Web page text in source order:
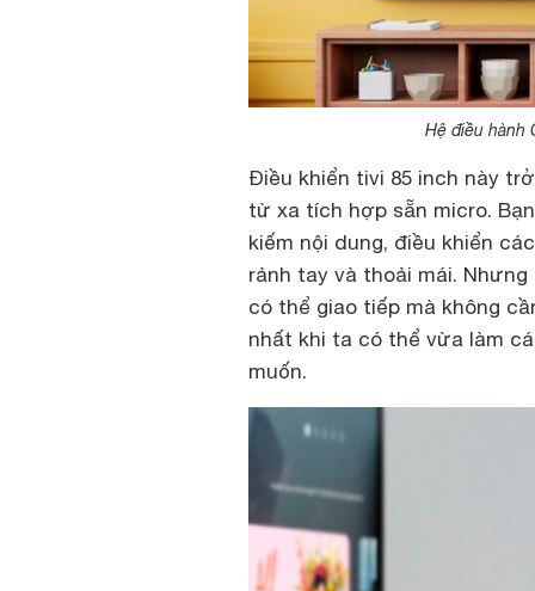
Hệ điều hành
Điều khiển tivi 85 inch này
từ xa tích hợp sẵn micro.
kiếm nội dung, điều khiển
rảnh tay và thoải mái.
có thể giao tiếp mà không
nhất khi ta có thể vừa làm
muốn.